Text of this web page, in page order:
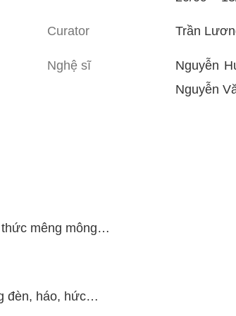
Curator Trần
Nghệ sĩ
Nguyễn
Nguyễn
thức mêng mông…
đèn, háo, hức…